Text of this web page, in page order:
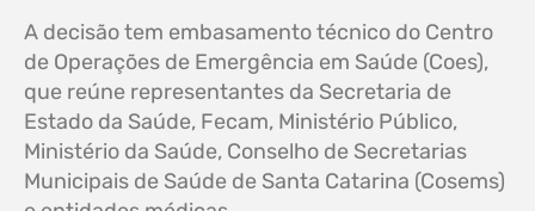
A decisão tem embasamento técnico do Centro
de Operações de Emergência em Saúde (Coes),
que reúne representantes da Secretaria de
Estado da Saúde, Fecam, Ministério Público,
Ministério da Saúde, Conselho de Secretarias
Municipais de Saúde de Santa Catarina (Cosems)